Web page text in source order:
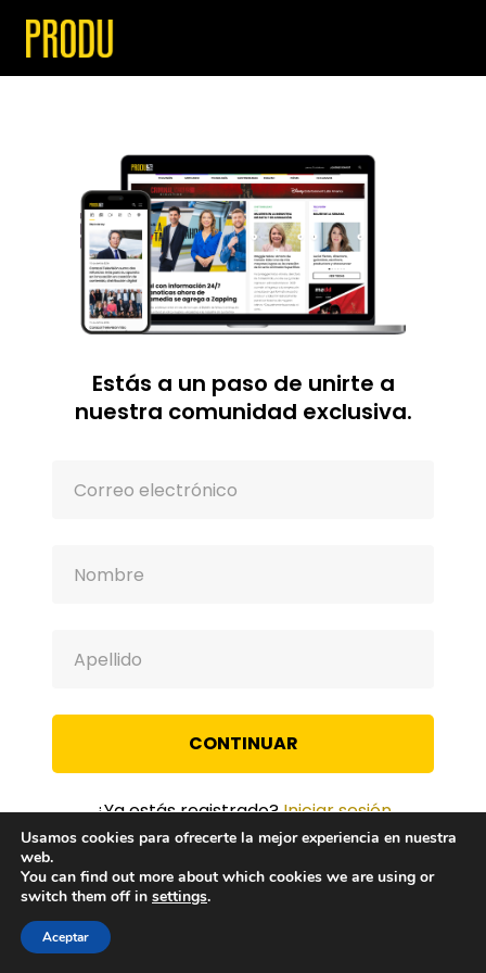
Estás a un paso de unirte a
nuestra comunidad exclusiva.
CONTINUAR
¿Ya estás registrado?Iniciar sesión
Usamos cookies para ofrecerte la mejor experiencia en nuestra
web.
You can find out more about which cookies we are using or
switch them off in settings.
Aceptar